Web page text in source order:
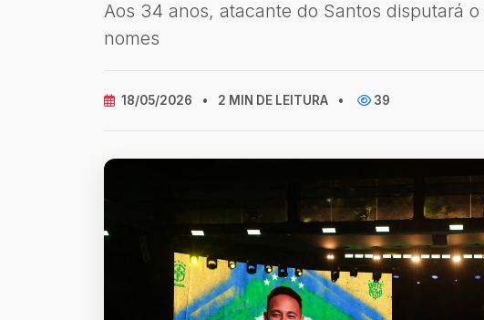
Aos 34 anos, atacante do Santos disputará
nomes
18/05/2026 • 2 MIN DE LEITURA • 39